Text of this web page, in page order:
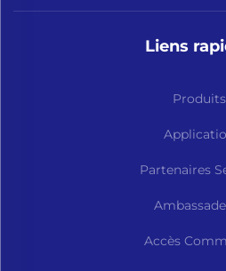
Liens
Produits
Partenaires
Accès